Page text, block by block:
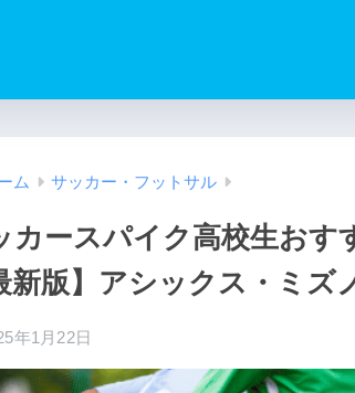
ム サッカー・フットサル
カースパイク高校生おす
新版】アシックス・ミズ
年1月22日